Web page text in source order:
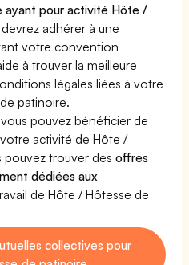
ayant pour activité Hôte /
adhérer à une
votre convention
à trouver la meilleure
légales liées à votre
patinoire.
vous pouvez bénéficier de
activité de Hôte /
pouvez trouver desoffres
dédiées aux
de Hôte / Hôtesse de
collectives pour